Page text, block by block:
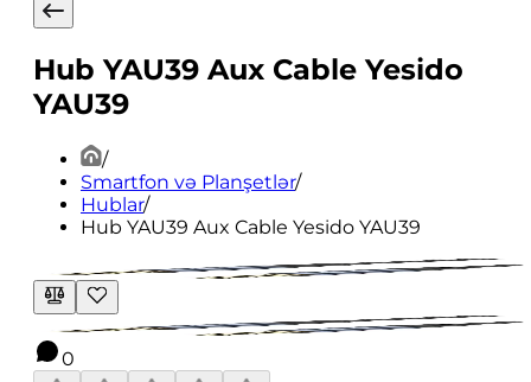
Hub YAU39 Aux Cable Yesido
YAU39
/
Smartfon və Planşetlər/
Hublar/
Hub YAU39 Aux Cable Yesido YAU39
0